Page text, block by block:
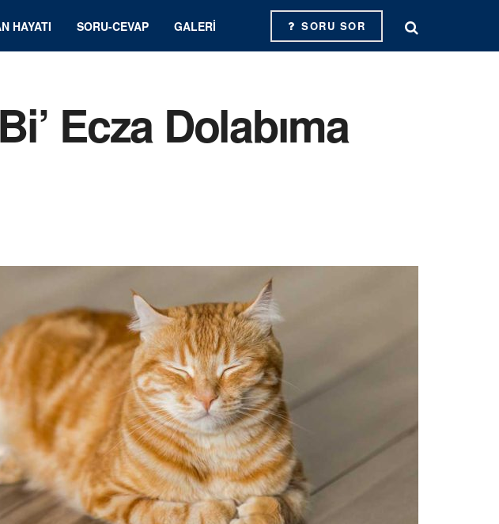
HAYATI SORU-CEVAP GALERI SORU SOR
Ecza Dolabıma